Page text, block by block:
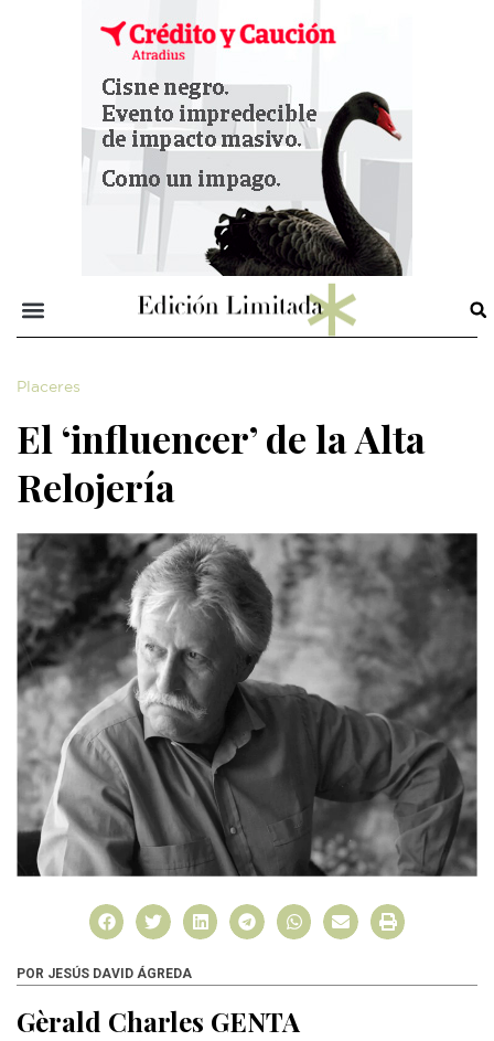
Placeres
El ‘influencer’ de la Alta
Relojería
POR JESÚS DAVID ÁGREDA
Gèrald Charles GENTA